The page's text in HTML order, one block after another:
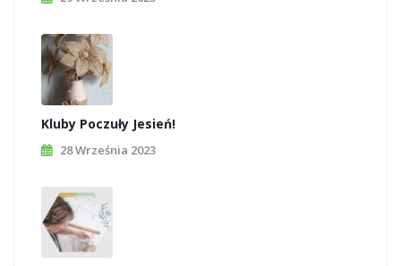
Kluby Poczuły Jesień!
28 Września 2023